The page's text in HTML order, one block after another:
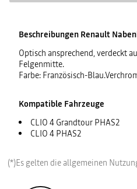
Beschreibungen Renault
Optisch ansprechend, verdeckt
Felgenmitte.
Farbe: Französisch-
Kompatible Fahrzeuge
CLIO 4 Grandtour PHAS2
CLIO 4 PHAS2
(*)Es gelten die allgemeinen